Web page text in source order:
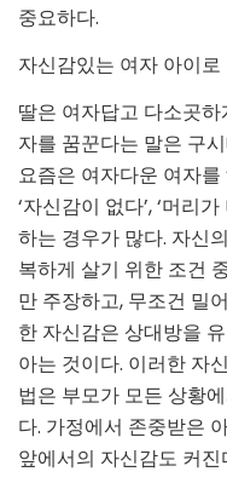
중요하다.
자신감있는 여자 아이
딸은 여자답고 다소곳
자를 꿈꾼다는 말은 구
요즘은 여자다운 여자를
‘자신감이 없다’, ‘머리
하는 경우가 많다. 자신
복하게 살기 위한 조건
만 주장하고, 무조건 밀
한 자신감은 상대방을
아는 것이다. 이러한 자
법은 부모가 모든 상황
다. 가정에서 존중받은
앞에서의 자신감도 커진